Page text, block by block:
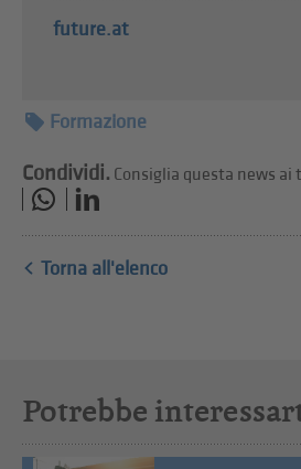
future.at
Formazione
Condividi. Consiglia questa news ai
Torna all'elenco
Potrebbe